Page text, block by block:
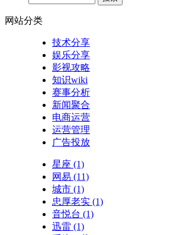
网站分类
技术分享
娱乐分享
影视攻略
知识wiki
赛事分析
新闻聚合
电商运营
运营管理
广告投放
星座 (1)
网易 (11)
城市 (1)
忠厚老实 (1)
音悦台 (1)
迅雷 (1)